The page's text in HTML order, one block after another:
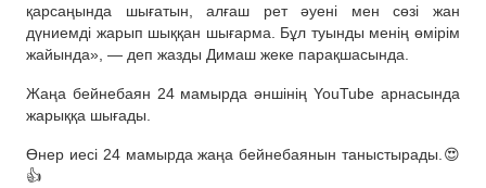
қарсаңында шығатын, алғаш рет әуені мен сөзі жан
дүниемді жарып шыққан шығарма. Бұл туынды менің өмірім
жайында», — деп жазды Димаш жеке парақшасында.
Жаңа бейнебаян 24 мамырда әншінің YouTube арнасында
жарыққа шығады.
Өнер иесі 24 мамырда жаңа бейнебаянын таныстырады.😍
👍